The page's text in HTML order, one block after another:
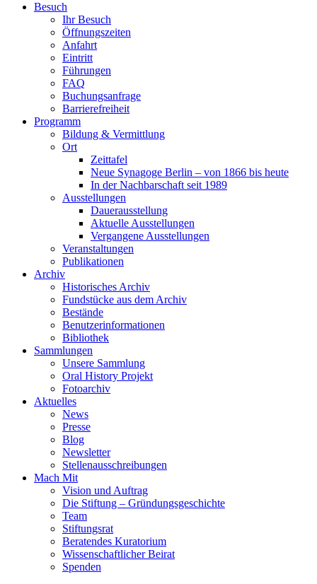
Besuch
Ihr Besuch
Öffnungszeiten
Anfahrt
Eintritt
Führungen
FAQ
Buchungsanfrage
Barrierefreiheit
Programm
Bildung & Vermittlung
Ort
Zeittafel
Neue Synagoge Berlin – von 1866 bis heute
In der Nachbarschaft seit 1989
Ausstellungen
Dauerausstellung
Aktuelle Ausstellungen
Vergangene Ausstellungen
Veranstaltungen
Publikationen
Archiv
Historisches Archiv
Fundstücke aus dem Archiv
Bestände
Benutzerinformationen
Bibliothek
Sammlungen
Unsere Sammlung
Oral History Projekt
Fotoarchiv
Aktuelles
News
Presse
Blog
Newsletter
Stellenausschreibungen
Mach Mit
Vision und Auftrag
Die Stiftung – Gründungsgeschichte
Team
Stiftungsrat
Beratendes Kuratorium
Wissenschaftlicher Beirat
Spenden